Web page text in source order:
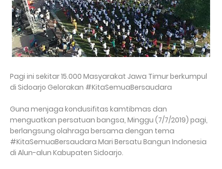
Pagi ini sekitar 15.000 Masyarakat Jawa Timur berkumpul
di Sidoarjo Gelorakan #KitaSemuaBersaudara
Guna menjaga kondusifitas kamtibmas dan
menguatkan persatuan bangsa, Minggu (7/7/2019) pagi,
berlangsung olahraga bersama dengan tema
#KitaSemuaBersaudara Mari Bersatu Bangun Indonesia
di Alun-alun Kabupaten Sidoarjo.